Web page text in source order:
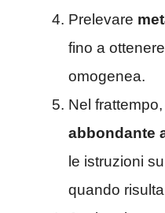
Prelevare
fino a
omogenea.
Nel frattempo,
abbondante
le istruzioni
quando